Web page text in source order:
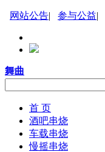
网站公告| 参与公益|
舞曲
首 页
酒吧串烧
车载串烧
慢摇串烧